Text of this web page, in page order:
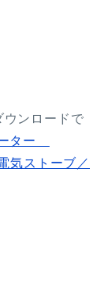
ンロードで
ーター
気ストーブ／